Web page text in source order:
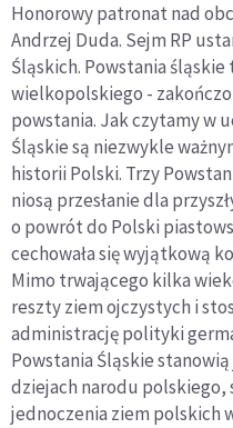
Honorowy patronat nad
Andrzej Duda. Sejm RP
Śląskich. Powstania
wielkopolskiego -
powstania. Jak czytamy w
Śląskie są niezwykle
historii Polski. Trzy
niosą przesłanie dla
o powrót do Polski
cechowała się wyjątkową
Mimo trwającego kilka
reszty ziem ojczystych i
administrację polityki
Powstania Śląskie
dziejach narodu polskiego,
jednoczenia ziem polskich